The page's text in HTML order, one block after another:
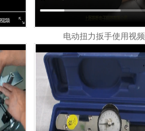
电动扭力扳手使用视频